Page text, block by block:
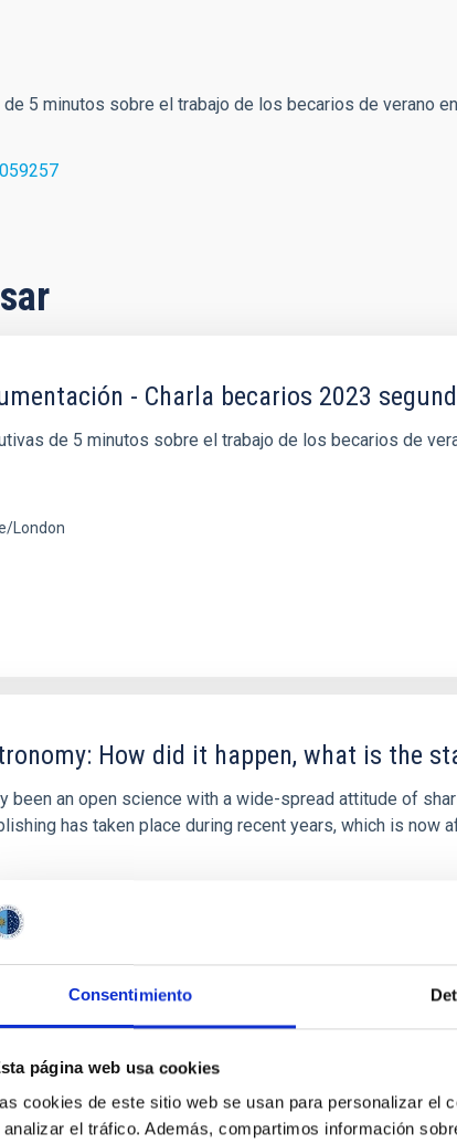
Consentimiento
página web usa cookies
cookies de este sitio web se usan para personalizar el
analizar el tráfico. Además, compartimos información
5 minutos sobre el trabajo de los becarios de verano
- Charla becarios 2023
de 5 minutos sobre el trabajo de los becarios de
London
How did it happen, what is the
been an open science with a wide-spread attitude of
has taken place during recent years, which is
London